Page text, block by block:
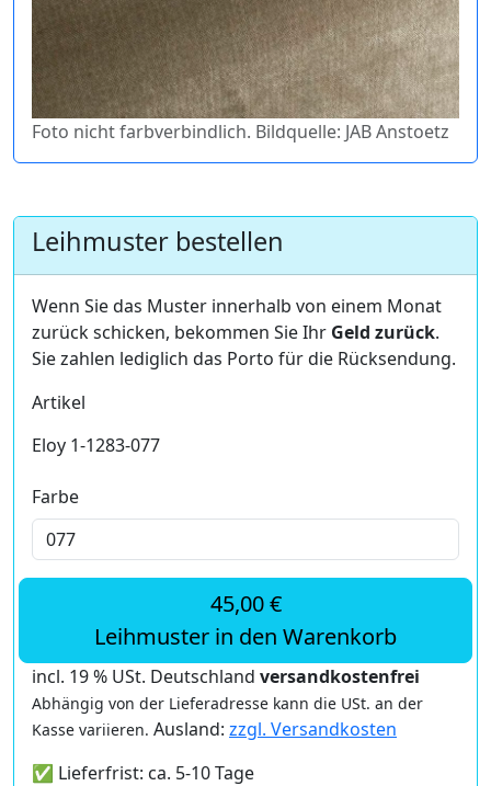
Foto nicht farbverbindlich. Bildquelle: JAB Anstoetz
Leihmuster bestellen
Wenn Sie das Muster innerhalb von einem Monat
zurück schicken, bekommen Sie Ihr Geld zurück.
Sie zahlen lediglich das Porto für die Rücksendung.
Artikel
Eloy 1-1283-077
Farbe
45,00 €
Leihmuster in den Warenkorb
incl. 19 % USt. Deutschland versandkostenfrei
Abhängig von der Lieferadresse kann die USt. an der
Kasse variieren. Ausland: zzgl. Versandkosten
✅ Lieferfrist: ca. 5-10 Tage